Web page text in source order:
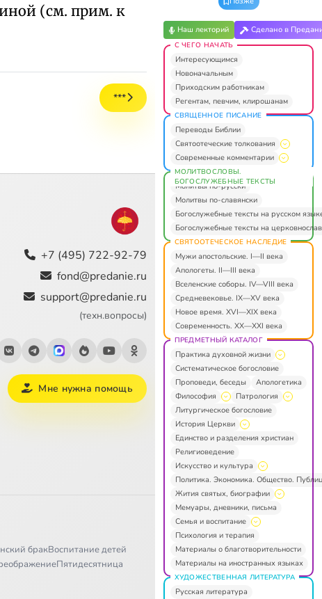
(см. прим. к
***
+7 (495) 722-92-79
fond@predanie.ru
support@predanie.ru
(техн.вопросы)
Мне нужна помощь
бракВоспитание детей
Пятидесятница
Наш лекторий Сделано в
С ЧЕГО НАЧАТЬ
Интересующимся
Новоначальным
Приходским работникам
Регентам, певчим, клирошанам
СВЯЩЕННОЕ ПИСАНИЕ
Переводы Библии
Святоотеческие толкования
Современные комментарии
МОЛИТВОСЛОВЫ.
БОГОСЛУЖЕБНЫЕ ТЕКСТЫ
Молитвы по-русски
Молитвы по-славянски
Богослужебные тексты на русском
Богослужебные тексты на
СВЯТООТЕЧЕСКОЕ НАСЛЕДИЕ
Мужи апостольские. I—II века
Апологеты. II—III века
Вселенские соборы. IV—VIII века
Средневековье. IX—XV века
Новое время. XVI—XIX века
Современность. XX—XXI века
ПРЕДМЕТНЫЙ КАТАЛОГ
Практика духовной жизни
Систематическое богословие
Проповеди, беседы
Апологетика
Философия
Патрология
Литургическое богословие
История Церкви
Единство и разделения христиан
Религиоведение
Искусство и культура
Политика. Экономика. Общество.
Жития святых, биографии
Мемуары, дневники, письма
Семья и воспитание
Психология и терапия
Материалы о благотворительности
Материалы на иностранных языках
ХУДОЖЕСТВЕННАЯ ЛИТЕРАТУРА
Русская литература